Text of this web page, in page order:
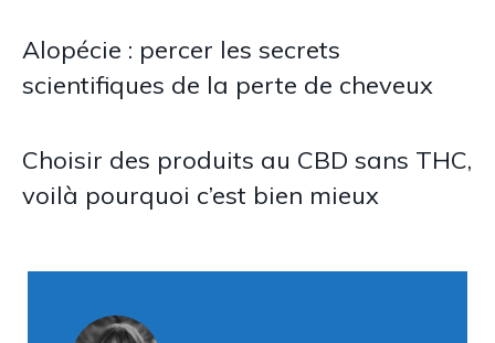
Alopécie : percer les secrets
scientifiques de la perte de cheveux
Choisir des produits au CBD sans THC,
voilà pourquoi c’est bien mieux